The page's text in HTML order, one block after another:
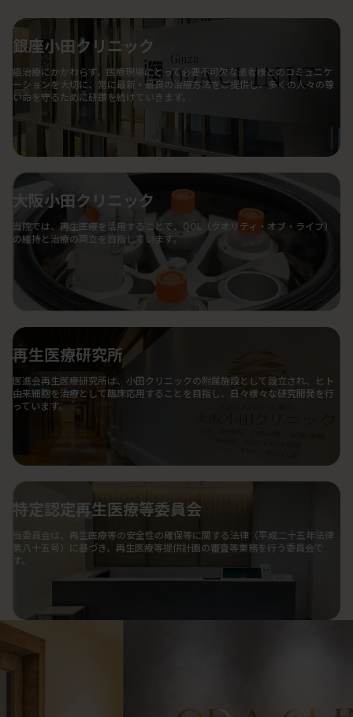
銀座小田クリニック
癌治療にかかわらず、医療現場にとって必要不可欠な患者様とのコミュニケ
ーションを大切に、常に最新・最良の治療方法をご提供し、多くの人々の尊
い命を守るために研鑽を続けていきます。
大阪小田クリニック
当院では、再生医療を活用することで、QOL（クオリティ・オブ・ライフ）
の維持と治療の両立を目指しています。
再生医療研究所
医進会再生医療研究所は、小田クリニックの附属施設として設立され、ヒト
由来細胞を治療として臨床応用することを目指し、日々様々な研究開発を行
っています。
特定認定再生医療等委員会
当委員会は、再生医療等の安全性の確保等に関する法律（平成二十五年法律
第八十五号）に基づき、再生医療等提供計画の審査等業務を行う委員会で
す。